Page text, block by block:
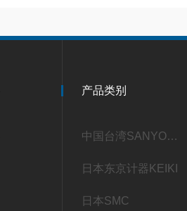
产品类别
中国台湾SANYOU三友
日本东京计器KEIKI
日本SMC